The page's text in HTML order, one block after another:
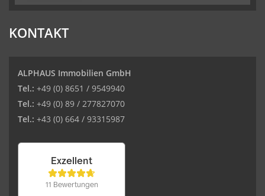
KONTAKT
ALPHAUS Immobilien GmbH
Tel.: +49 (0) 8651 / 9549940
Tel.: +49 (0) 89 / 277827070
Tel.: +43 (0) 664 / 93315987